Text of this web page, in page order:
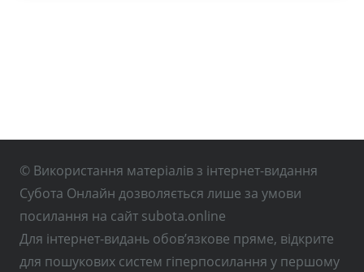
© Використання матеріалів з інтернет-видання
Субота Онлайн дозволяється лише за умови
посилання на сайт subota.online
Для інтернет-видань обов’язкове пряме, відкрите
для пошукових систем гіперпосилання у першому